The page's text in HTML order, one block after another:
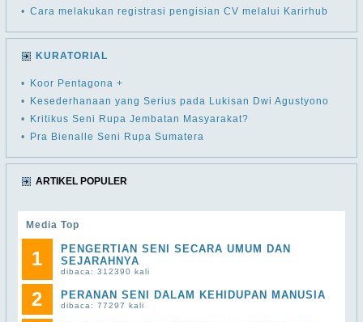
• Cara melakukan registrasi pengisian CV melalui Karirhub
KURATORIAL
•
Koor Pentagona +
•
Kesederhanaan yang Serius pada Lukisan Dwi Agustyono
•
Kritikus Seni Rupa Jembatan Masyarakat?
•
Pra Bienalle Seni Rupa Sumatera
ARTIKEL POPULER
Media Top
1
PENGERTIAN SENI SECARA UMUM DAN
SEJARAHNYA
dibaca: 312390 kali
2 PERANAN SENI DALAM KEHIDUPAN MANUSIA
dibaca: 77297 kali